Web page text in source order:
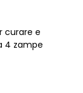
curare e
a 4 zampe